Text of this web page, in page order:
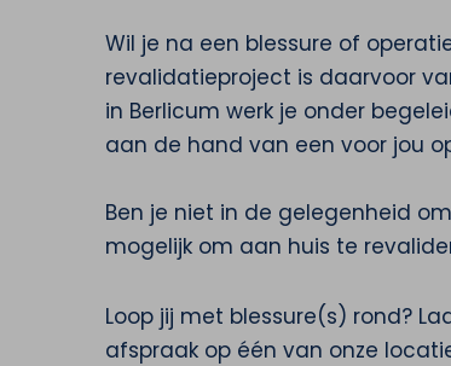
Wil je na een blessure of
revalidatieproject is daarvoor
in Berlicum werk je onder
aan de hand van een voor jou
Ben je niet in de gelegenheid
mogelijk om aan huis te
Loop jij met blessure(s) rond?
afspraak op één van onze